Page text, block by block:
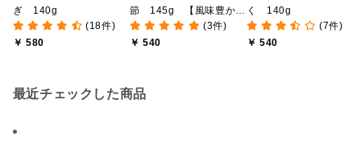
ぎ 140g
(18件)
￥ 580
節 145g 【風味豊かな
万能だし使用】 (3件)
￥ 540
く 140g
(7件)
￥ 540
最近チェックした商品